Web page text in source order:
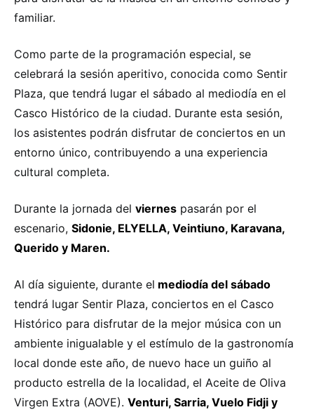
familiar.
Como parte de la programación especial, se
celebrará la sesión aperitivo, conocida como Sentir
Plaza, que tendrá lugar el sábado al mediodía en el
Casco Histórico de la ciudad. Durante esta sesión,
los asistentes podrán disfrutar de conciertos en un
entorno único, contribuyendo a una experiencia
cultural completa.
Durante la jornada del viernes pasarán por el
escenario, Sidonie, ELYELLA, Veintiuno, Karavana,
Querido y Maren.
Al día siguiente, durante el mediodía del sábado
tendrá lugar Sentir Plaza, conciertos en el Casco
Histórico para disfrutar de la mejor música con un
ambiente inigualable y el estímulo de la gastronomía
local donde este año, de nuevo hace un guiño al
producto estrella de la localidad, el Aceite de Oliva
Virgen Extra (AOVE). Venturi, Sarria, Vuelo Fidji y